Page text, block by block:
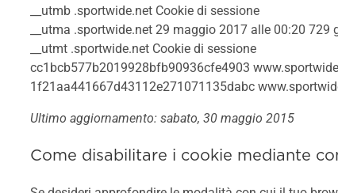
__utmb .sportwide.net Cookie di sessione
__utma .sportwide.net 29 maggio 2017 alle 00:20 729
__utmt .sportwide.net Cookie di sessione
cc1bcb577b2019928bfb90936cfe4903
1f21aa441667d43112e271071135dabc
Ultimo aggiornamento: sabato, 30 maggio 2015
Come disabilitare i cookie mediante